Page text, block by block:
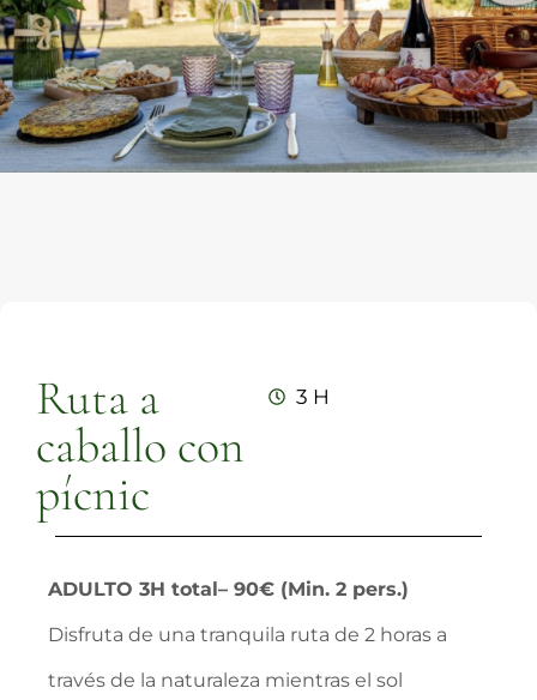
Ruta a
caballo con
pícnic
3 H
ADULTO 3H total– 90€ (Min. 2 pers.)
Disfruta de una tranquila ruta de 2 horas a
través de la naturaleza mientras el sol